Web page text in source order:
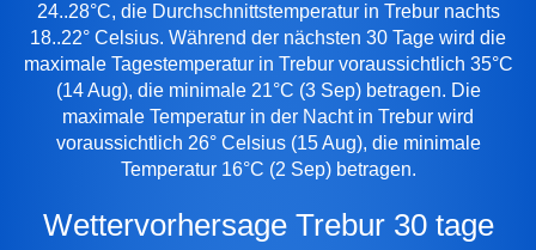
24..28°C, die Durchschnittstemperatur in Trebur nachts
18..22° Celsius. Während der nächsten 30 Tage wird die
maximale Tagestemperatur in Trebur voraussichtlich 35°C
(14 Aug), die minimale 21°C (3 Sep) betragen. Die
maximale Temperatur in der Nacht in Trebur wird
voraussichtlich 26° Celsius (15 Aug), die minimale
Temperatur 16°C (2 Sep) betragen.
Wettervorhersage Trebur 30 tage